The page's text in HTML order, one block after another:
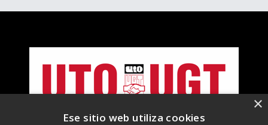
×
Ese sitio web utiliza cookies